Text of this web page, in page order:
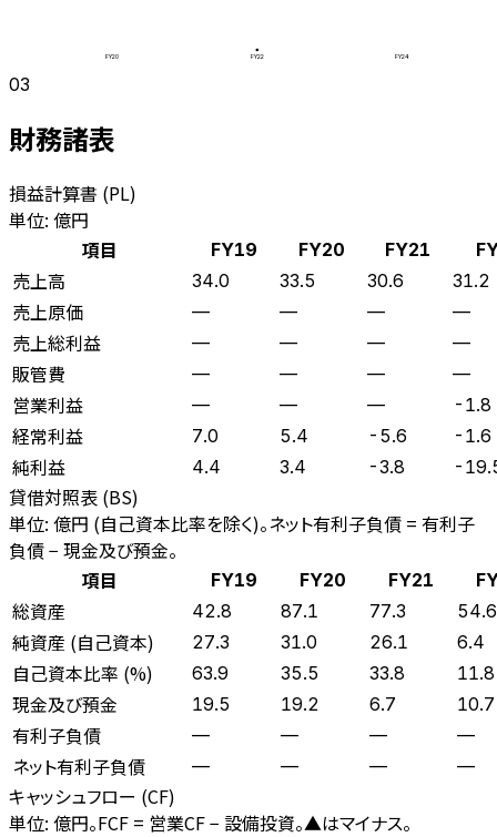
FY20 FY22 FY24
03
財務諸表
損益計算書 (PL)
単位: 億円
項目
FY19 FY20 FY21
売上高 34.0 33.5 30.6 31.2
売上原価 — — — —
売上総利益 — — — —
販管費 — — — —
営業利益 — — — -1.8
経常利益 7.0 5.4 -5.6 -1.6
純利益 4.4 3.4 -3.8 -
貸借対照表 (BS)
単位: 億円 (自己資本比率を除く)。ネット有利子負債 = 有利子
負債 − 現金及び預金。
項目
FY19 FY20 FY21
総資産 42.8 87.1 77.3 54.6
純資産 (自己資本) 27.3 31.0 26.1 6.4
自己資本比率 (%) 63.9 35.5 33.8 11.8
現金及び預金 19.5 19.2 6.7 10.7
有利子負債 — — — —
ネット有利子負債 — — — —
キャッシュフロー (CF)
単位: 億円。FCF = 営業CF − 設備投資。▲はマイナス。